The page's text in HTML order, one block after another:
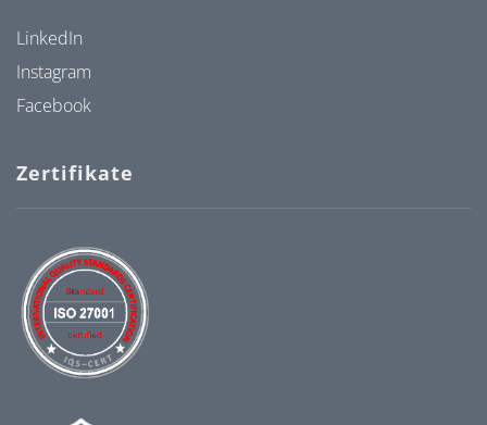
LinkedIn
Instagram
Facebook
Zertifikate